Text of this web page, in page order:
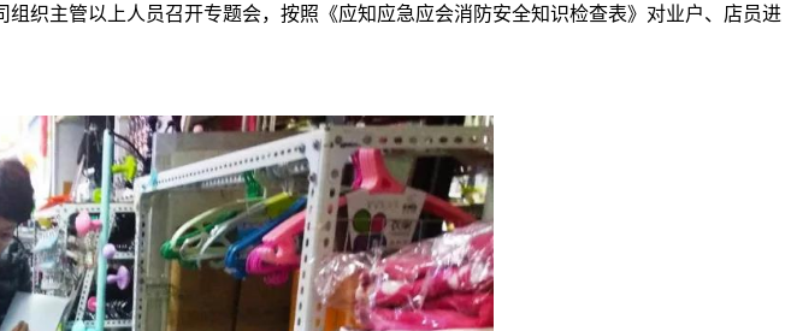
织主管以上人员召开专题会，按照《应知应急应会消防安全知识检查表》对业户、店员进